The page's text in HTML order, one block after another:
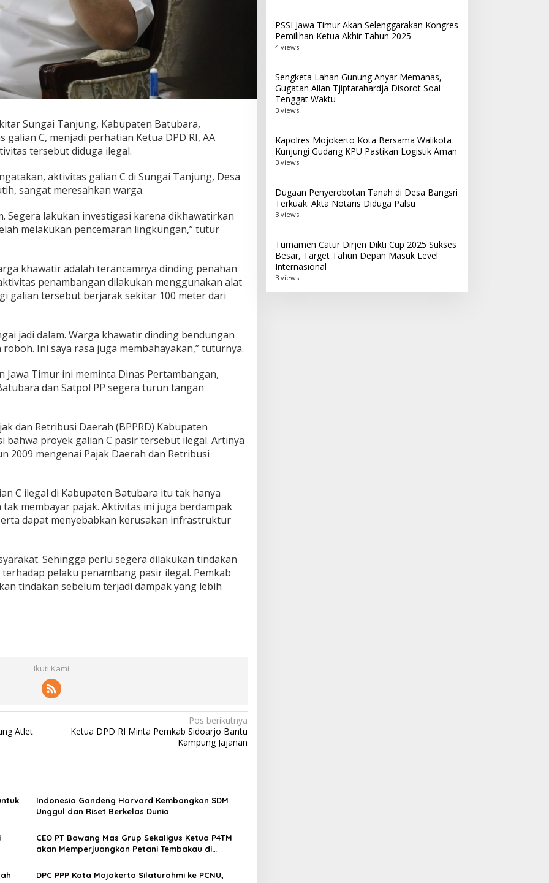
Sungai Tanjung, Kabupaten Batubara,
C, menjadi perhatian Ketua DPD RI, AA
tersebut diduga ilegal.
aktivitas galian C di Sungai Tanjung, Desa
sangat meresahkan warga.
Segera lakukan investigasi karena dikhawatirkan
melakukan pencemaran lingkungan,” tutur
khawatir adalah terancamnya dinding penahan
penambangan dilakukan menggunakan alat
galian tersebut berjarak sekitar 100 meter dari
jadi dalam. Warga khawatir dinding bendungan
Ini saya rasa juga membahayakan,” tuturnya.
Jawa Timur ini meminta Dinas Pertambangan,
dan Satpol PP segera turun tangan
dan Retribusi Daerah (BPPRD) Kabupaten
bahwa proyek galian C pasir tersebut ilegal. Artinya
2009 mengenai Pajak Daerah dan Retribusi
C ilegal di Kabupaten Batubara itu tak hanya
membayar pajak. Aktivitas ini juga berdampak
dapat menyebabkan kerusakan infrastruktur
Sehingga perlu segera dilakukan tindakan
pelaku penambang pasir ilegal. Pemkab
tindakan sebelum terjadi dampak yang lebih
Ikuti Kami
Atlet
Pos berikutnya
Ketua DPD RI Minta Pemkab Sidoarjo Bantu
Kampung Jajanan
Indonesia Gandeng Harvard Kembangkan SDM
Unggul dan Riset Berkelas Dunia
CEO PT Bawang Mas Grup Sekaligus Ketua P4TM
akan Memperjuangkan Petani Tembakau di
DPC PPP Kota Mojokerto Silaturahmi ke PCNU,
PSSI Jawa Timur Akan Selenggarakan Kongres
Pemilihan Ketua Akhir Tahun 2025
4 views
Sengketa Lahan Gunung Anyar Memanas,
Gugatan Allan Tjiptarahardja Disorot Soal
Tenggat Waktu
3 views
Kapolres Mojokerto Kota Bersama Walikota
Kunjungi Gudang KPU Pastikan Logistik Aman
3 views
Dugaan Penyerobotan Tanah di Desa Bangsri
Terkuak: Akta Notaris Diduga Palsu
3 views
Turnamen Catur Dirjen Dikti Cup 2025 Sukses
Besar, Target Tahun Depan Masuk Level
Internasional
3 views